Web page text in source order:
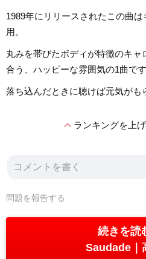
1989年にリリースされたこの曲
用。
丸みを帯びたボディが特徴のキ
合う、ハッピーな雰囲気の1曲です
落ち込んだときに聴けば元気がも
expand_lessランキングを上
問題を報告する
続きを読
Saudade